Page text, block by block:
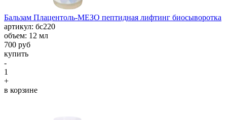
Бальзам Плацентоль-МЕЗО пептидная лифтинг биосыворотка
aртикул: бс220
объем: 12 мл
700 руб
купить
-
1
+
в корзине